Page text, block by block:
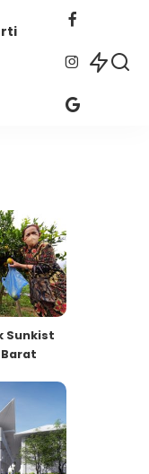
Sunkist